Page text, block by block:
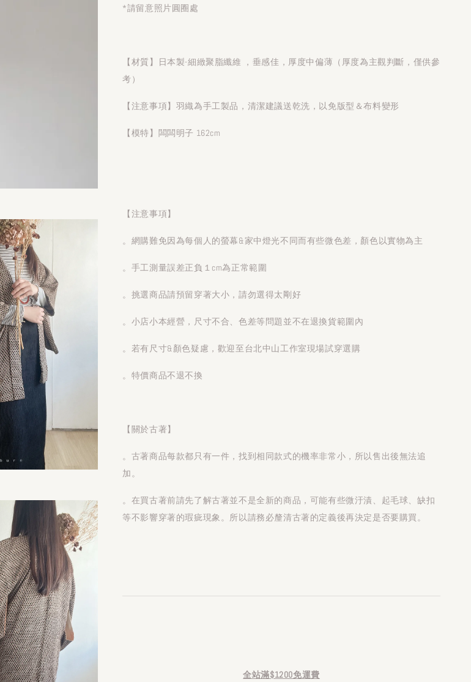
*請留意照片圓圈處
【材質】日本製-細緻聚脂纖維 ，垂感佳，厚度中偏薄（厚度為主觀判斷，僅供參
考）
【注意事項】羽織為手工製品，清潔建議送乾洗，以免版型＆布料變形
【模特】闆闆明子 162cm
【注意事項】
。網購難免因為每個人的螢幕&家中燈光不同而有些微色差，顏色以實物為主
。手工測量誤差正負１cm為正常範圍
。挑選商品請預留穿著大小，請勿選得太剛好
。小店小本經營，尺寸不合、色差等問題並不在退換貨範圍內
。若有尺寸&顏色疑慮，歡迎至台北中山工作室現場試穿選購
。特價商品不退不換
【關於古著】
。古著商品每款都只有一件，找到相同款式的機率非常小，所以售出後無法追
加。
。在買古著前請先了解古著並不是全新的商品，可能有些微汙漬、起毛球、缺扣
等不影響穿著的瑕疵現象。所以請務必釐清古著的定義後再決定是否要購買。
全站滿$1200免運費